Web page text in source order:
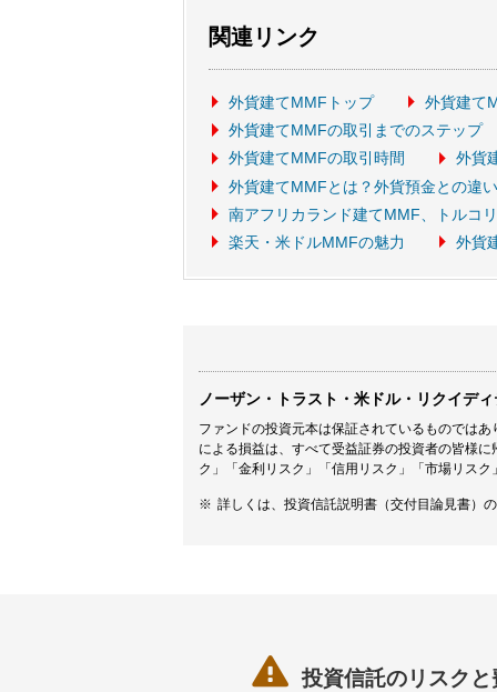
関連リンク
外貨建てMMFトップ
外貨建て
外貨建てMMFの取引までのステップ
外貨建てMMFの取引時間
外貨
外貨建てMMFとは？外貨預金との違
南アフリカランド建てMMF、トルコ
楽天・米ドルMMFの魅力
外貨
ノーザン・トラスト・米ドル・リクイデ
ファンドの投資元本は保証されているものでは
による損益は、すべて受益証券の投資者の皆様
ク」「金利リスク」「信用リスク」「市場リス
詳しくは、投資信託説明書（交付目論見書）
 投資信託のリスク